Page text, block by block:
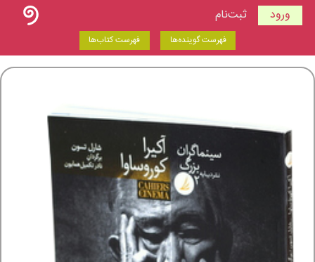
ورود ثبت‌نام
فهرست گوینده‌ها فهرست کتاب‌ها